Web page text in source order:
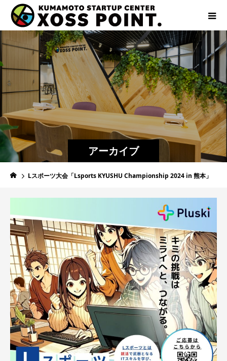
アーカイブ
Lスポーツ大会「Lsports KYUSHU Championship 2024 ​in 熊本」